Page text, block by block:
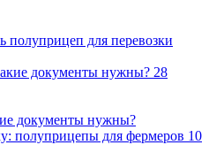
полуприцеп для перевозки
28
документы нужны?
10